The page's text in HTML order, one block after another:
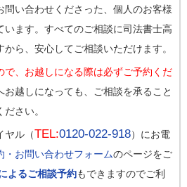
問い合わせくださった、個人のお客様
います。すべてのご相談に司法書士高
ら、安心してご相談いただけます。
で、お越しになる際は必ずご予約くだ
お越しになっても、ご相談を承ること
さい。
ヤル（TEL:0120-022-918）にお電
・お問い合わせフォームのページをご
よるご相談予約もできますのでご利